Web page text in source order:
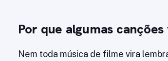
Por que algumas
Nem toda música de filme vira